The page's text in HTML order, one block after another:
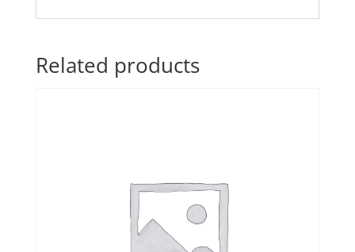
Related products